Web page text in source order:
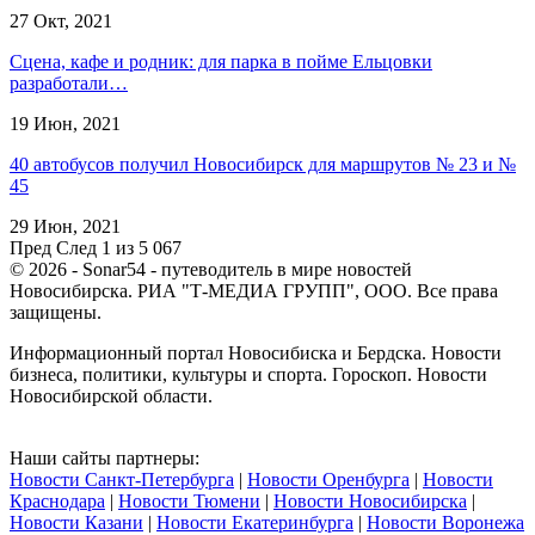
27 Окт, 2021
Сцена, кафе и родник: для парка в пойме Ельцовки
разработали…
19 Июн, 2021
40 автобусов получил Новосибирск для маршрутов № 23 и №
45
29 Июн, 2021
Пред След 1 из 5 067
© 2026 - Sonar54 - путеводитель в мире новостей
Новосибирска. РИА "Т-МЕДИА ГРУПП", ООО. Все права
защищены.
Информационный портал Новосибиска и Бердска. Новости
бизнеса, политики, культуры и спорта. Гороскоп. Новости
Новосибирской области.
Наши сайты партнеры:
Новости Санкт-Петербурга | Новости Оренбурга | Новости
Краснодара | Новости Тюмени | Новости Новосибирска |
Новости Казани | Новости Екатеринбурга | Новости Воронежа